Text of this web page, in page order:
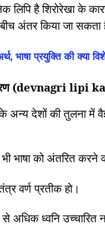
लिपि है शिरोरेखा के
अंतर किया जा सकता
भाषा प्रयुक्ति की क्या
(devnagri
के अन्य देशों की तुलना में
भाषा को अंतरित करने
वर्ण प्रतीक हो।
अधिक ध्वनि उच्चारित